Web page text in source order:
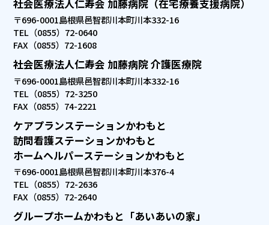
社会医療法人仁寿会 加藤病院（在宅療養支援病院）
〒696-0001島根県邑智郡川本町川本332-16
TEL（0855）72-0640
FAX（0855）72-1608
社会医療法人仁寿会 加藤病院 介護医療院
〒696-0001島根県邑智郡川本町川本332-16
TEL（0855）72-3250
FAX（0855）74-2221
ケアプランステーションかわもと
訪問看護ステーションかわもと
ホームヘルパーステーションかわもと
〒696-0001島根県邑智郡川本町川本376-4
TEL（0855）72-2636
FAX（0855）72-2640
グループホームかわもと「あいあいの家」